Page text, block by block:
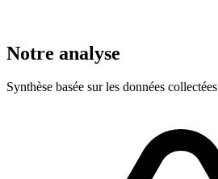
Notre analyse
Synthèse basée sur les données collectées